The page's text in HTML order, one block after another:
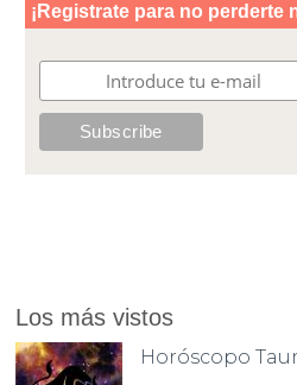
Los más vistos
Horóscopo